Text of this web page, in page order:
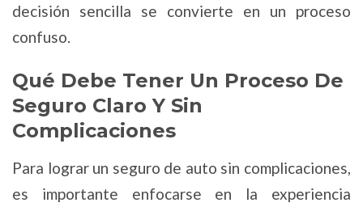
decisión sencilla se convierte en un proceso
confuso.
Qué Debe Tener Un Proceso De
Seguro Claro Y Sin
Complicaciones
Para lograr un seguro de auto sin complicaciones,
es importante enfocarse en la experiencia